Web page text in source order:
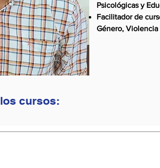
Psicológicas y
Facilitador de
Género, Violencia
cursos: